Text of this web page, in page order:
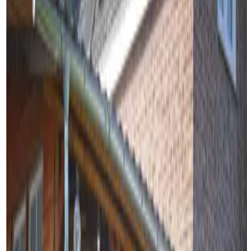
Info Kamerinformatie
Geen ontbijt
65 m²
Privé badkamer
Privéterras
Eigen keuken
Uitzicht op de tuin
Eigen entree
Gratis WiFi
Kies je verblijfsdata om beschikbaarheid en prijzen
Datums
Personen